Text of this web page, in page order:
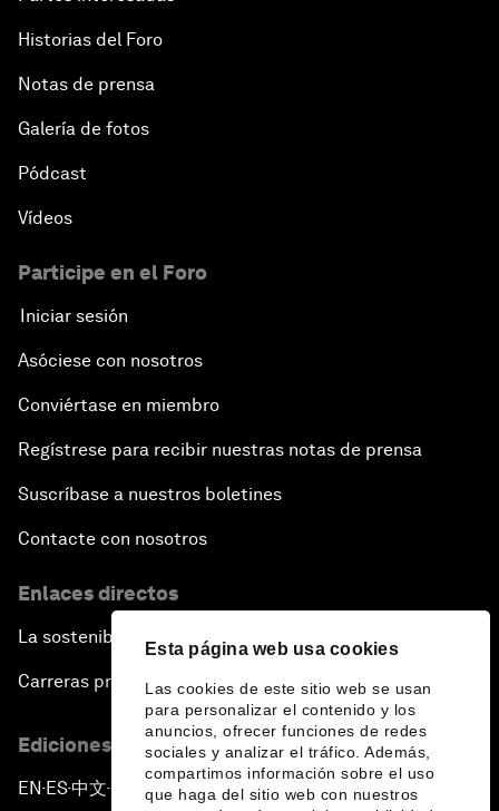
Esta página web usa cookies
Las cookies de este sitio web se usan
para personalizar el contenido y los
anuncios, ofrecer funciones de redes
sociales y analizar el tráfico. Además,
compartimos información sobre el uso
que haga del sitio web con nuestros
Historias del Foro
Notas de prensa
Galería de fotos
Pódcast
Vídeos
Participe en el Foro
Iniciar sesión
Asóciese con nosotros
Conviértase en miembro
Regístrese para recibir nuestras notas de prensa
Suscríbase a nuestros boletines
Contacte con nosotros
Enlaces directos
La sostenibilidad en el Foro
Carreras profesionales
Ediciones en otros idiomas
EN ▪ES▪中文▪ 日本語